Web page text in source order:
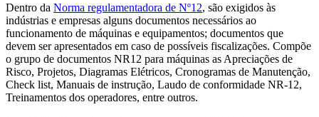
Dentro da Norma regulamentadora de Nº12, são exigidos às
indústrias e empresas alguns documentos necessários ao
funcionamento de máquinas e equipamentos; documentos que
devem ser apresentados em caso de possíveis fiscalizações. Compõe
o grupo de documentos NR12 para máquinas as Apreciações de
Risco, Projetos, Diagramas Elétricos, Cronogramas de Manutenção,
Check list, Manuais de instrução, Laudo de conformidade NR-12,
Treinamentos dos operadores, entre outros.